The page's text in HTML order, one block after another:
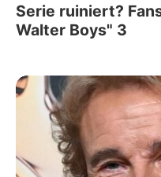
Serie ruiniert?
Walter Boys" 3